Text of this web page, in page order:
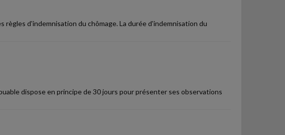
règles d'indemnisation du chômage. La durée d'indemnisation du
dispose en principe de 30 jours pour présenter ses observations